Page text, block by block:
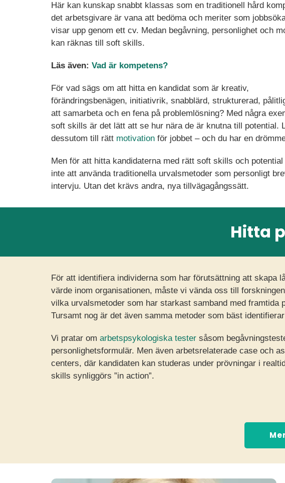
Här kan kunskap snabbt klassas som en traditionell hård
det arbetsgivare är vana att bedöma och meriter som
visar upp genom ett cv. Medan begåvning, personlighet och
kan räknas till soft skills.
Läs även: Vad är kompetens?
För vad sägs om att hitta en kandidat som är kreativ,
förändringsbenägen, initiativrik, snabblärd, strukturerad,
att samarbeta och en fena på problemlösning? Med några
soft skills är det lätt att se hur nära de är knutna till potential.
dessutom till rätt motivation för jobbet – och du har en
Men för att hitta kandidaterna med rätt soft skills och
inte att använda traditionella urvalsmetoder som personligt
intervju. Utan det krävs andra, nya tillvägagångssätt.
Hitta
För att identifiera individerna som har förutsättning att skapa
värde inom organisationen, måste vi vända oss till
vilka urvalsmetoder som har starkast samband med framtida
Tursamt nog är det även samma metoder som bäst
Vi pratar om arbetspsykologiska tester såsom
personlighetsformulär. Men även arbetsrelaterade case och
centers, där kandidaten kan studeras under prövningar i
skills synliggörs ”in action”.